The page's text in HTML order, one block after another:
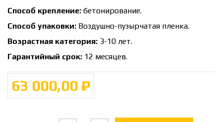
Способ крепление: бетонирование.
Способ упаковки: Воздушно-пузырчатая пленка.
Возрастная категория: 3-10 лет.
Гарантийный срок: 12 месяцев.
63 000,00 ₽